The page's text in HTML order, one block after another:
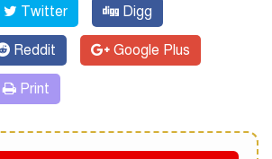
Twitter Digg
Reddit Google Plus
Print